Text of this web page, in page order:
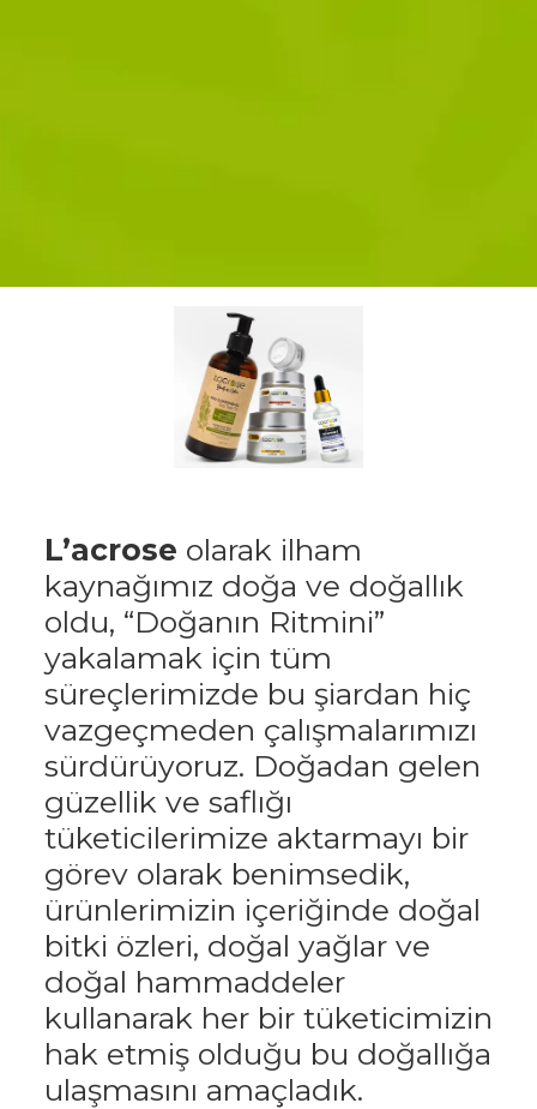
L’acrose olarak ilham
kaynağımız doğa ve doğallık
oldu, “Doğanın Ritmini”
yakalamak için tüm
süreçlerimizde bu şiardan hiç
vazgeçmeden çalışmalarımızı
sürdürüyoruz. Doğadan gelen
güzellik ve saflığı
tüketicilerimize aktarmayı bir
görev olarak benimsedik,
ürünlerimizin içeriğinde doğal
bitki özleri, doğal yağlar ve
doğal hammaddeler
kullanarak her bir tüketicimizin
hak etmiş olduğu bu doğallığa
ulaşmasını amaçladık.